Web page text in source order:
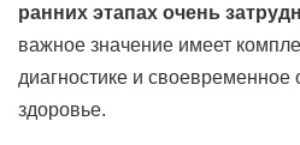
ранних этапах очень
важное значение имеет
диагностике и
здоровье.